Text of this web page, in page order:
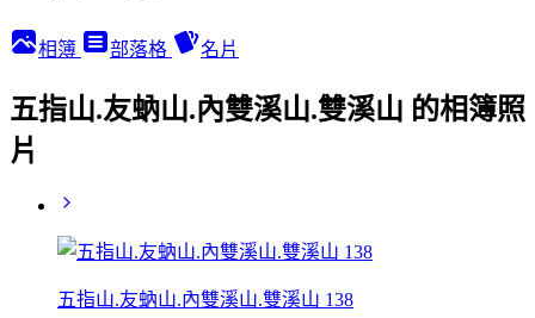
相簿 部落格 名片
五指山.友蚋山.內雙溪山.雙溪山 的相簿照
片
五指山.友蚋山.內雙溪山.雙溪山 138